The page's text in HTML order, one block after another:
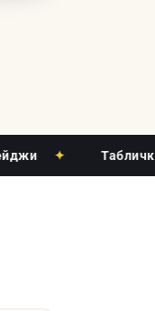
✦ Таблички ✦